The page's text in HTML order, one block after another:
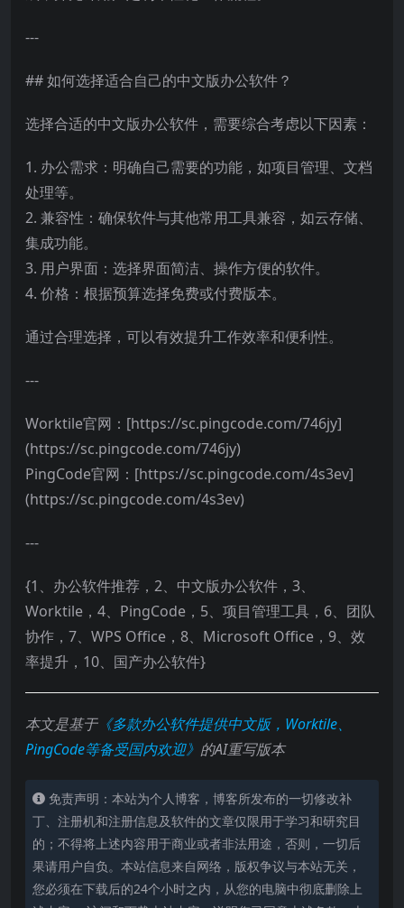
---
## 如何选择适合自己的中文版办公软件？
选择合适的中文版办公软件，需要综合考虑以下因素：
1. 办公需求：明确自己需要的功能，如项目管理、文档
处理等。
2. 兼容性：确保软件与其他常用工具兼容，如云存储、
集成功能。
3. 用户界面：选择界面简洁、操作方便的软件。
4. 价格：根据预算选择免费或付费版本。
通过合理选择，可以有效提升工作效率和便利性。
---
Worktile官网：[https://sc.pingcode.com/746jy]
(https://sc.pingcode.com/746jy)
PingCode官网：[https://sc.pingcode.com/4s3ev]
(https://sc.pingcode.com/4s3ev)
---
{1、办公软件推荐，2、中文版办公软件，3、
Worktile，4、PingCode，5、项目管理工具，6、团队
协作，7、WPS Office，8、Microsoft Office，9、效
率提升，10、国产办公软件}
本文是基于《多款办公软件提供中文版，Worktile、
PingCode等备受国内欢迎》 的AI重写版本
免责声明：本站为个人博客，博客所发布的一切修改补
丁、注册机和注册信息及软件的文章仅限用于学习和研究目
的；不得将上述内容用于商业或者非法用途，否则，一切后
果请用户自负。本站信息来自网络，版权争议与本站无关，
您必须在下载后的24个小时之内，从您的电脑中彻底删除上